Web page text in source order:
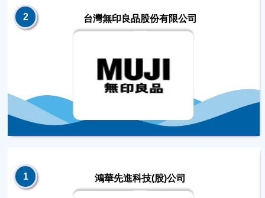
2 台灣無印良品股份有限公司
1 鴻華先進科技(股)公司